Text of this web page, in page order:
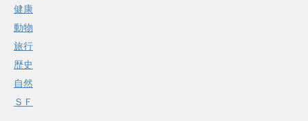
健康
動物
旅行
歴史
自然
ＳＦ